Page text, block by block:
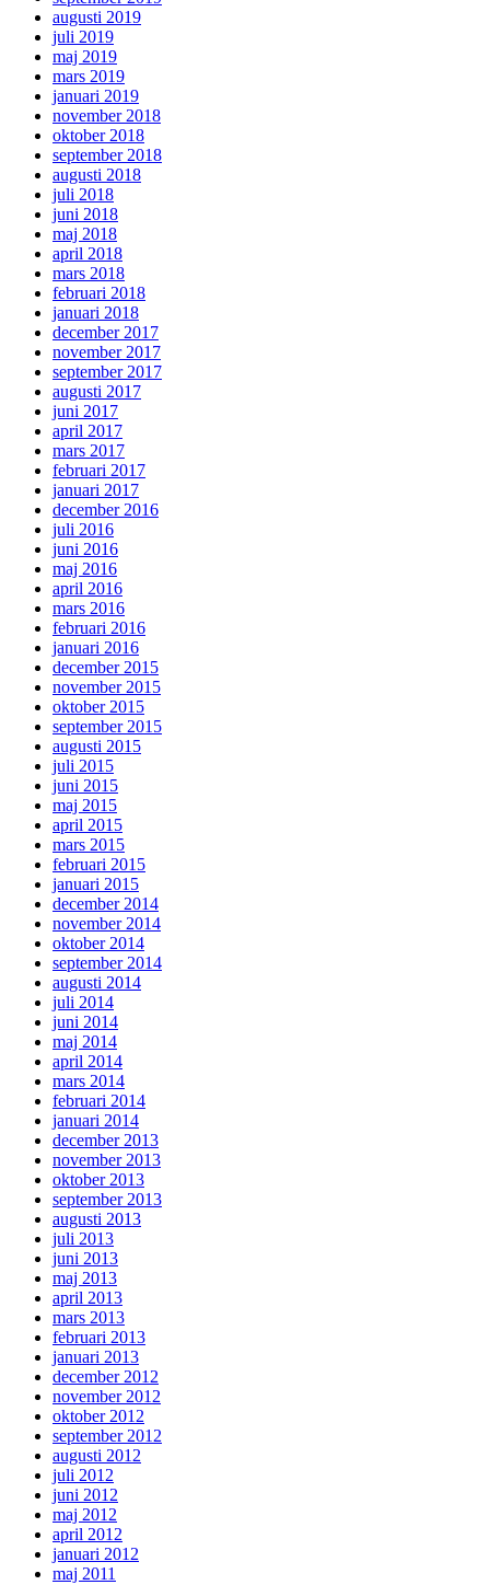
augusti 2019
juli 2019
maj 2019
mars 2019
januari 2019
november 2018
oktober 2018
september 2018
augusti 2018
juli 2018
juni 2018
maj 2018
april 2018
mars 2018
februari 2018
januari 2018
december 2017
november 2017
september 2017
augusti 2017
juni 2017
april 2017
mars 2017
februari 2017
januari 2017
december 2016
juli 2016
juni 2016
maj 2016
april 2016
mars 2016
februari 2016
januari 2016
december 2015
november 2015
oktober 2015
september 2015
augusti 2015
juli 2015
juni 2015
maj 2015
april 2015
mars 2015
februari 2015
januari 2015
december 2014
november 2014
oktober 2014
september 2014
augusti 2014
juli 2014
juni 2014
maj 2014
april 2014
mars 2014
februari 2014
januari 2014
december 2013
november 2013
oktober 2013
september 2013
augusti 2013
juli 2013
juni 2013
maj 2013
april 2013
mars 2013
februari 2013
januari 2013
december 2012
november 2012
oktober 2012
september 2012
augusti 2012
juli 2012
juni 2012
maj 2012
april 2012
januari 2012
maj 2011